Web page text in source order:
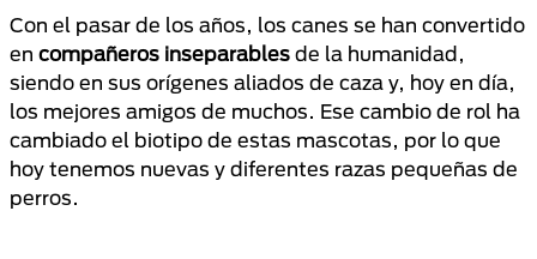
Con el pasar de los años, los canes se han convertido
en compañeros inseparables de la humanidad,
siendo en sus orígenes aliados de caza y, hoy en día,
los mejores amigos de muchos. Ese cambio de rol ha
cambiado el biotipo de estas mascotas, por lo que
hoy tenemos nuevas y diferentes razas pequeñas de
perros.